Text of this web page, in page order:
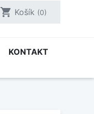
shopping_cart Košík (0)
KONTAKT